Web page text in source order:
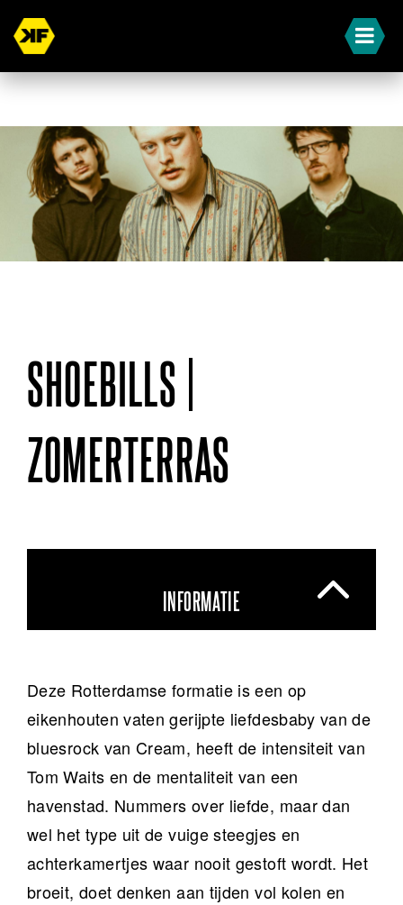
SHOEBILLS |
ZOMERTERRAS
INFORMATIE
Deze Rotterdamse formatie is een op
eikenhouten vaten gerijpte liefdesbaby van de
bluesrock van Cream, heeft de intensiteit van
Tom Waits en de mentaliteit van een
havenstad. Nummers over liefde, maar dan
wel het type uit de vuige steegjes en
achterkamertjes waar nooit gestoft wordt. Het
broeit, doet denken aan tijden vol kolen en